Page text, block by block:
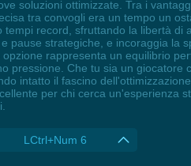
soluzioni ottimizzate. Tra i
tra convogli era un tempo un
tempi record, sfruttando la libertà di
pause strategiche, e incoraggia la
rappresenta un equilibrio
pressione. Che tu sia un
intatto il fascino
per chi cerca un'esperienza
LCtrl+Num 6